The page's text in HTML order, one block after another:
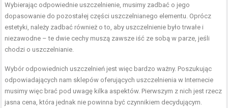
Wybierając odpowiednie uszczelnienie, musimy zadbać o jego
dopasowanie do pozostałej części uszczelnianego elementu. Oprócz
estetyki, należy zadbać również o to, aby uszczelnienie było trwałe i
niezawodne – te dwie cechy muszą zawsze iść ze sobą w parze, jeśli
chodzi o uszczelnianie.
Wybór odpowiednich uszczelnień jest więc bardzo ważny. Poszukując
odpowiadających nam sklepów oferujących uszczelnienia w Internecie
musimy więc brać pod uwagę kilka aspektów. Pierwszym z nich jest rzecz
jasna cena, która jednak nie powinna być czynnikiem decydującym.